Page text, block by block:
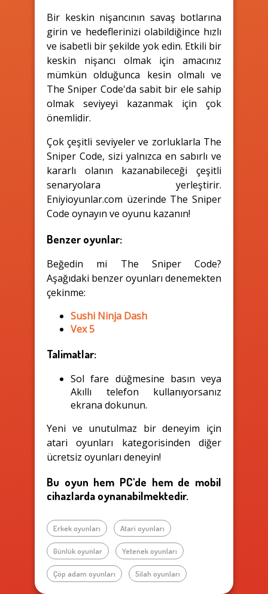
Bir keskin nişancının savaş botlarına
girin ve hedeflerinizi olabildiğince hızlı
ve isabetli bir şekilde yok edin. Etkili bir
keskin nişancı olmak için amacınız
mümkün olduğunca kesin olmalı ve
The Sniper Code'da sabit bir ele sahip
olmak seviyeyi kazanmak için çok
önemlidir.
Çok çeşitli seviyeler ve zorluklarla The
Sniper Code, sizi yalnızca en sabırlı ve
kararlı olanın kazanabileceği çeşitli
senaryolara yerleştirir.
Eniyioyunlar.com üzerinde The Sniper
Code oynayın ve oyunu kazanın!
Benzer oyunlar:
Beğedin mi The Sniper Code?
Aşağıdaki benzer oyunları denemekten
çekinme:
Sushi Ninja Dash
Vex 5
Talimatlar:
Sol fare düğmesine basın veya
Akıllı telefon kullanıyorsanız
ekrana dokunun.
Yeni ve unutulmaz bir deneyim için
atari oyunları kategorisinden diğer
ücretsiz oyunları deneyin!
Bu oyun hem PC'de hem de mobil
cihazlarda oynanabilmektedir.
Erkek oyunları Atari oyunları
Günlük oyunlar Yetenek oyunları
Çöp adam oyunları Silah oyunları